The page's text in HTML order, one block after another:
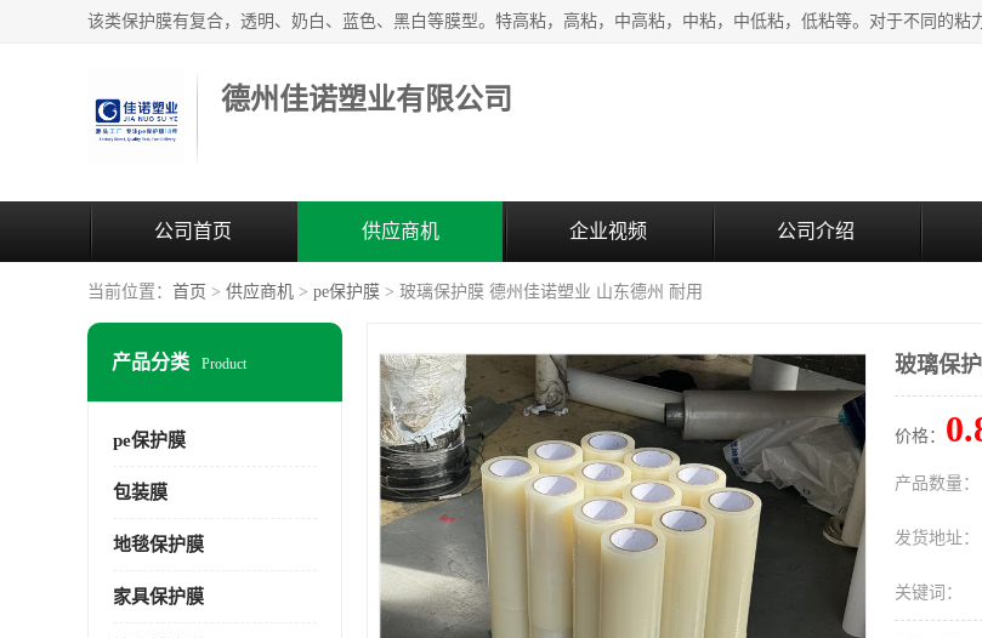
德州佳诺塑业有限公司
公司首页 供应商机 企业视频 公司介绍
当前位置： 首页 > 供应商机 > pe保护膜 > 玻璃保护膜 德州佳诺塑业 山东德州 耐用
产品分类 Product
pe保护膜
包装膜
地毯保护膜
家具保护膜
玻璃保
价格：
产品数量：
发货地址：
关键词：